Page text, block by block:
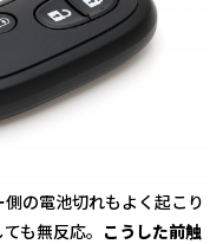
の電池切れもよく起こり
も無反応。 こうした前触